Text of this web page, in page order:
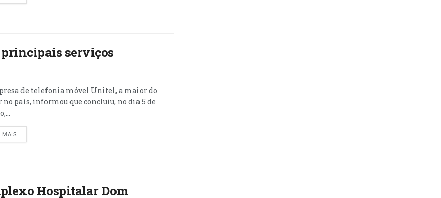
serviços
de telefonia móvel Unitel, a maior do
no país, informou que concluiu, no dia 5 de
MAIS
Hospitalar Dom